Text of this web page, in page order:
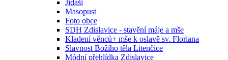
Jidáši
Masopust
Foto obce
SDH Zdislavice - stavění máje a mše
Kladení věnců+ mše k oslavě sv. Floriana
Slavnost Božího těla Litenčice
Módní přehlídka Zdislavice